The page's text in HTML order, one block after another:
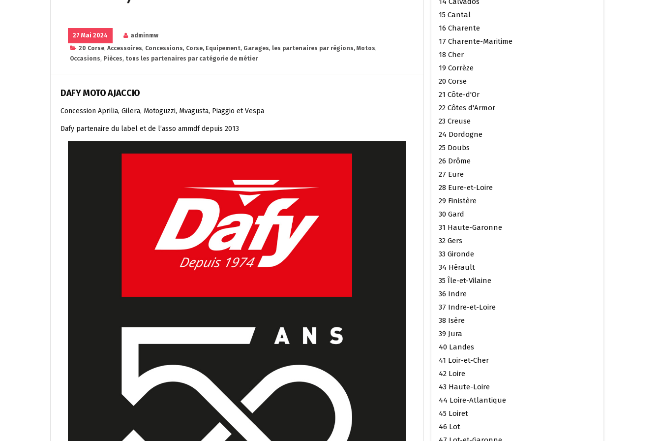
27 Mai 2024
adminmw
20 Corse, Accessoires, Concessions, Corse, Equipement, Garages, les partenaires par régions, Motos,
Occasions, Pièces, tous les partenaires par catégorie de métier
DAFY MOTO AJACCIO
Concession Aprilia, Gilera, Motoguzzi, Mvagusta, Piaggio et Vespa
Dafy partenaire du label et de l’asso ammdf depuis 2013
15 Cantal
16 Charente
17 Charente-Maritime
18 Cher
19 Corrèze
20 Corse
21 Côte-d'Or
22 Côtes d'Armor
23 Creuse
24 Dordogne
25 Doubs
26 Drôme
27 Eure
28 Eure-et-Loire
29 Finistère
30 Gard
31 Haute-Garonne
32 Gers
33 Gironde
34 Hérault
35 Île-et-Vilaine
36 Indre
37 Indre-et-Loire
38 Isère
39 Jura
40 Landes
41 Loir-et-Cher
42 Loire
43 Haute-Loire
44 Loire-Atlantique
45 Loiret
46 Lot